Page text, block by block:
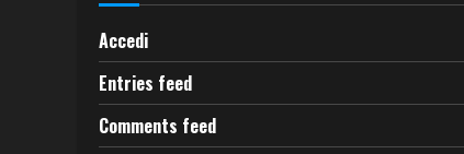
Accedi
Entries feed
Comments feed